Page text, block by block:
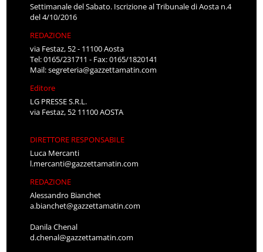
Settimanale del Sabato. Iscrizione al Tribunale di Aosta n.4
del 4/10/2016
REDAZIONE
via Festaz, 52 - 11100 Aosta
Tel: 0165/231711 - Fax: 0165/1820141
Mail:segreteria@gazzettamatin.com
Editore
LG PRESSE S.R.L.
via Festaz, 52 11100 AOSTA
DIRETTORE RESPONSABILE
Luca Mercanti
l.mercanti@gazzettamatin.com
REDAZIONE
Alessandro Bianchet
a.bianchet@gazzettamatin.com
Danila Chenal
d.chenal@gazzettamatin.com